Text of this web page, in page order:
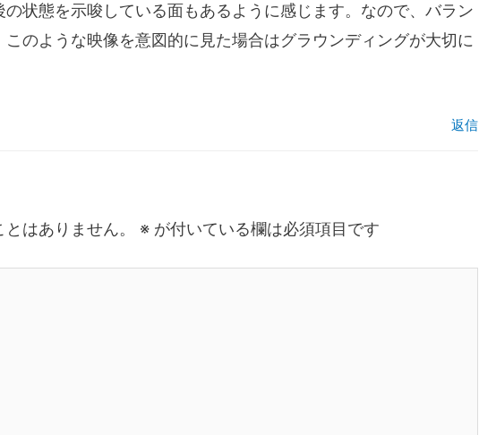
状態を示唆している面もあるように感じます。なので、バラン
のような映像を意図的に見た場合はグラウンディングが大切に
返信
はありません。 ※ が付いている欄は必須項目です